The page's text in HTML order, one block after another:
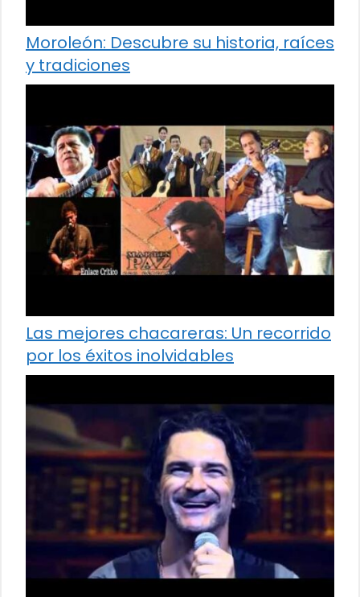
Moroleón: Descubre su historia, raíces
y tradiciones
Las mejores chacareras: Un recorrido
por los éxitos inolvidables